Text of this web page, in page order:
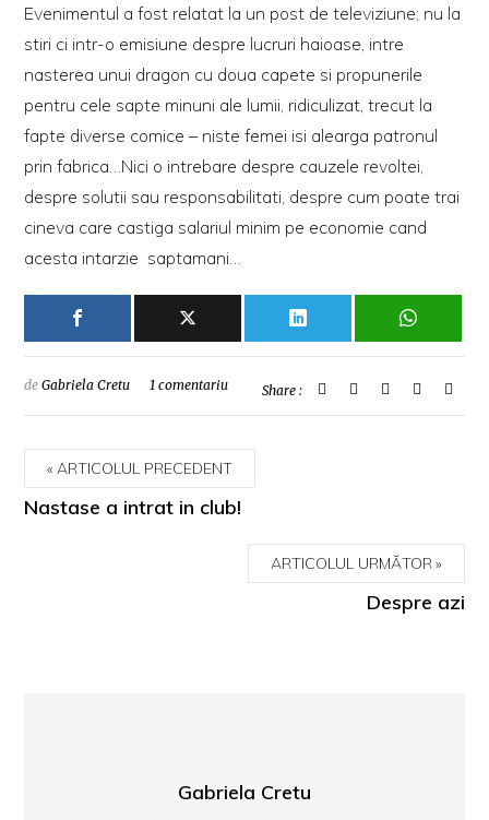
Evenimentul a fost relatat la un post de televiziune; nu la
stiri ci intr-o emisiune despre lucruri haioase, intre
nasterea unui dragon cu doua capete si propunerile
pentru cele sapte minuni ale lumii, ridiculizat, trecut la
fapte diverse comice – niste femei isi alearga patronul
prin fabrica…Nici o intrebare despre cauzele revoltei,
despre solutii sau responsabilitati, despre cum poate trai
cineva care castiga salariul minim pe economie cand
acesta intarzie saptamani…
deGabriela Cretu 1 comentariu Share :
ARTICOLUL PRECEDENT
Nastase a intrat in club!
ARTICOLUL URMĂTOR
Despre azi
Gabriela Cretu